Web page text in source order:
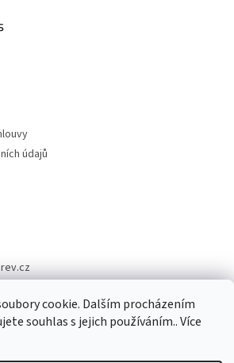
cookie. Dalším procházením
souhlas s jejich používáním.. Více
údajů